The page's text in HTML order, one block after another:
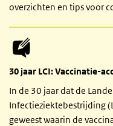
overzichten en tips voor
30 jaar LCI: Vaccinatie-
In de 30 jaar dat de
Infectieziektebestrijding
geweest waarin de